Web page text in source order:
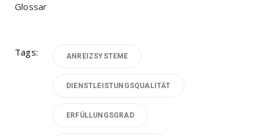
Glossar
Tags: ANREIZSYSTEME
DIENSTLEISTUNGSQUALITÄT
ERFÜLLUNGSGRAD